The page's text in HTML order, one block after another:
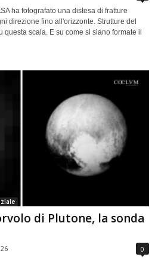
ha fotografato una distesa di fratture
direzione fino all'orizzonte. Strutture del
questa scala. E su come si siano formate il
di Plutone, la sonda
0